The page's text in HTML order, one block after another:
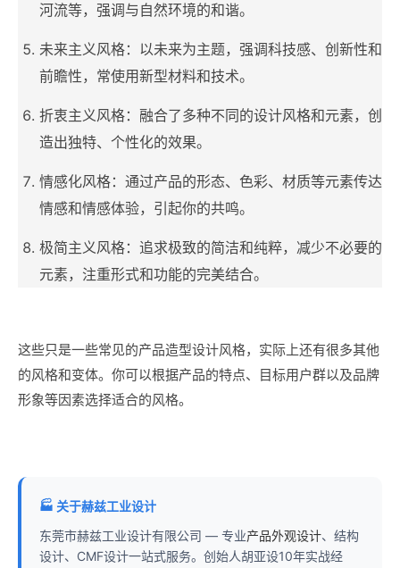
河流等，强调与自然环境的和谐。
未来主义风格：以未来为主题，强调科技感、创新性和
前瞻性，常使用新型材料和技术。
折衷主义风格：融合了多种不同的设计风格和元素，创
造出独特、个性化的效果。
情感化风格：通过产品的形态、色彩、材质等元素传达
情感和情感体验，引起你的共鸣。
极简主义风格：追求极致的简洁和纯粹，减少不必要的
元素，注重形式和功能的完美结合。
这些只是一些常见的产品造型设计风格，实际上还有很多其他
的风格和变体。你可以根据产品的特点、目标用户群以及品牌
形象等因素选择适合的风格。
🏭 关于赫兹工业设计
东莞市赫兹工业设计有限公司 — 专业产品外观设计、结构
设计、CMF设计一站式服务。创始人胡亚设10年实战经